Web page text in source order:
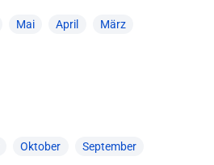
Mai April März
Oktober September